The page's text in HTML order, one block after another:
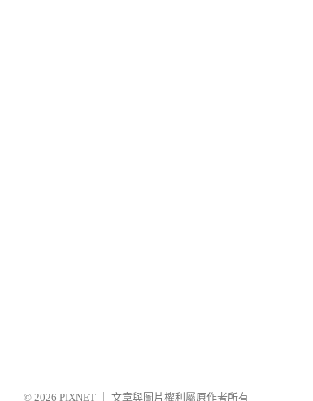
© 2026 PIXNET 文章與圖片權利屬原作者所有